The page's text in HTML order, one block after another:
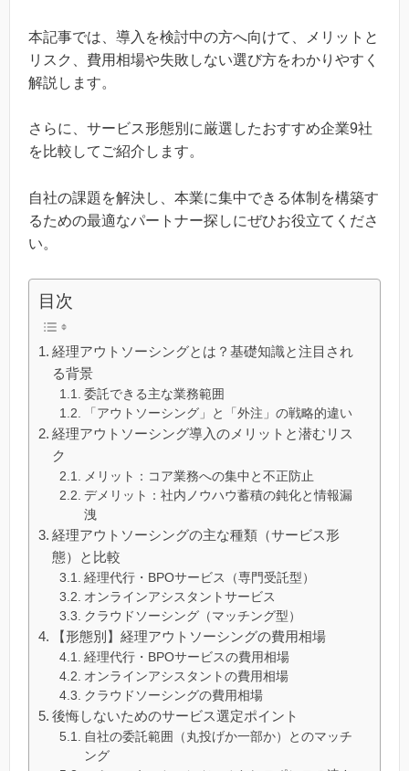
本記事では、導入を検討中の方へ向けて、メリットと
リスク、費用相場や失敗しない選び方をわかりやすく
解説します。
さらに、サービス形態別に厳選したおすすめ企業9社
を比較してご紹介します。
自社の課題を解決し、本業に集中できる体制を構築す
るための最適なパートナー探しにぜひお役立てくださ
い。
目次
経理アウトソーシングとは？基礎知識と注目され
る背景
委託できる主な業務範囲
「アウトソーシング」と「外注」の戦略的違い
経理アウトソーシング導入のメリットと潜むリス
ク
メリット：コア業務への集中と不正防止
デメリット：社内ノウハウ蓄積の鈍化と情報漏
洩
経理アウトソーシングの主な種類（サービス形
態）と比較
経理代行・BPOサービス（専門受託型）
オンラインアシスタントサービス
クラウドソーシング（マッチング型）
【形態別】経理アウトソーシングの費用相場
経理代行・BPOサービスの費用相場
オンラインアシスタントの費用相場
クラウドソーシングの費用相場
後悔しないためのサービス選定ポイント
自社の委託範囲（丸投げか一部か）とのマッチ
ング